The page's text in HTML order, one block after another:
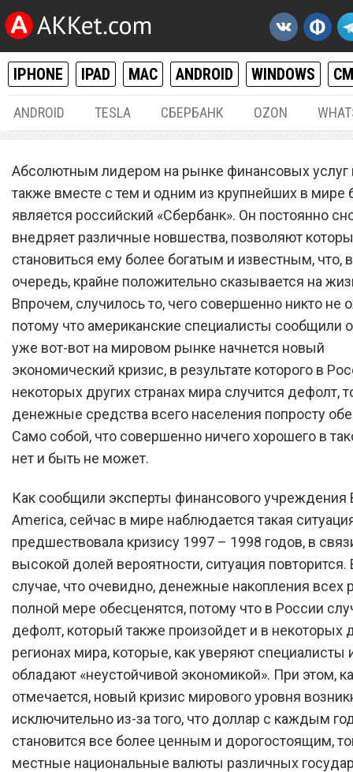
IPHONE IPAD MAC ANDROID WINDOWS
ANDROID TESLA СБЕРБАНК OZON
«Сбербанк» рассказал о
будущем дефолте, из-за
которого все деньги
обесценятся и сгорят
Абсолютным лидером на рынке финансовых услуг
также вместе с тем и одним из крупнейших в мире
является российский «Сбербанк». Он постоянно
внедряет различные новшества, позволяют
становиться ему более богатым и известным, что,
очередь, крайне положительно сказывается на
Впрочем, случилось то, чего совершенно никто не
потому что американские специалисты сообщили
уже вот-вот на мировом рынке начнется новый
экономический кризис, в результате которого в
некоторых других странах мира случится дефолт,
денежные средства всего населения попросту
Само собой, что совершенно ничего хорошего в
нет и быть не может.
Как сообщили эксперты финансового учреждения
America, сейчас в мире наблюдается такая
предшествовала кризису 1997 – 1998 годов, в
высокой долей вероятности, ситуация повторится.
случае, что очевидно, денежные накопления всех
полной мере обесценятся, потому что в России
дефолт, который также произойдет и в некоторых
регионах мира, которые, как уверяют
обладают «неустойчивой экономикой». При этом,
отмечается, новый кризис мирового уровня
исключительно из-за того, что доллар с каждым
становится все более ценным и дорогостоящим,
местные национальные валюты различных